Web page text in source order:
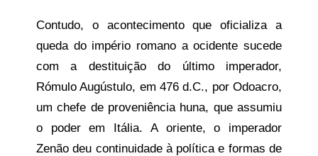
Contudo, o acontecimento que oficializa a
queda do império romano a ocidente sucede
com a destituição do último imperador,
Rómulo Augústulo, em 476 d.C., por Odoacro,
um chefe de proveniência huna, que assumiu
o poder em Itália. A oriente, o imperador
Zenão deu continuidade à política e formas de